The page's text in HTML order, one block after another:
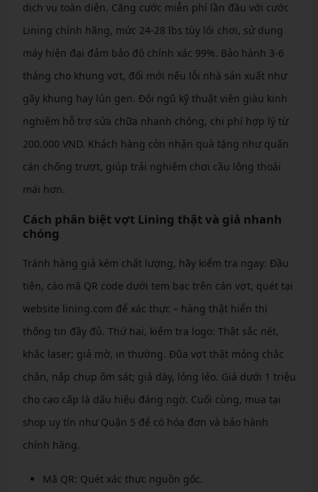
dịch vụ toàn diện. Căng cước miễn phí lần đầu với cước
Lining chính hãng, mức 24-28 lbs tùy lối chơi, sử dụng
máy hiện đại đảm bảo độ chính xác 99%. Bảo hành 3-6
tháng cho khung vợt, đổi mới nếu lỗi nhà sản xuất như
gãy khung hay lún gen. Đội ngũ kỹ thuật viên giàu kinh
nghiệm hỗ trợ sửa chữa nhanh chóng, chi phí hợp lý từ
200.000 VND. Khách hàng còn nhận quà tặng như quấn
cán chống trượt, giúp trải nghiệm chơi cầu lông thoải
mái hơn.
Cách phân biệt vợt Lining thật và giả nhanh
chóng
Tránh hàng giả kém chất lượng, hãy kiểm tra ngay: Đầu
tiên, cào mã QR code dưới tem bạc trên cán vợt, quét tại
website lining.com để xác thực – hàng thật hiển thị
thông tin đầy đủ. Thứ hai, kiểm tra logo: Thật sắc nét,
khắc laser; giả mờ, in thường. Đũa vợt thật mỏng chắc
chắn, nắp chụp ôm sát; giả dày, lỏng lẻo. Giá dưới 1 triệu
cho cao cấp là dấu hiệu đáng ngờ. Cuối cùng, mua tại
shop uy tín như Quận 5 để có hóa đơn và bảo hành
chính hãng.
Mã QR: Quét xác thực nguồn gốc.